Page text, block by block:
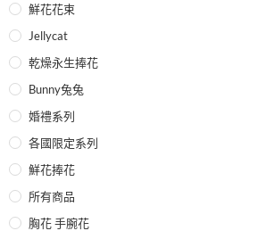
鮮花花束
Jellycat
乾燥永生捧花
Bunny兔兔
婚禮系列
各國限定系列
鮮花捧花
所有商品
胸花 手腕花